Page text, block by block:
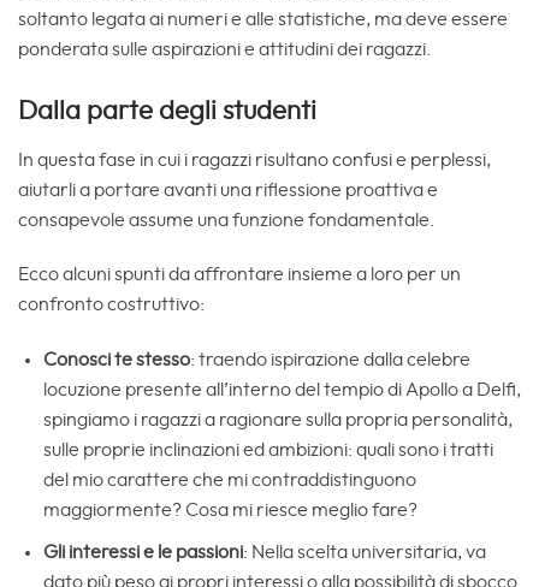
soltanto legata ai numeri e alle statistiche, ma deve essere
ponderata sulle aspirazioni e attitudini dei ragazzi.
Dalla parte degli studenti
In questa fase in cui i ragazzi risultano confusi e perplessi,
aiutarli a portare avanti una riflessione proattiva e
consapevole assume una funzione fondamentale.
Ecco alcuni spunti da affrontare insieme a loro per un
confronto costruttivo:
Conosci te stesso: traendo ispirazione dalla celebre
locuzione presente all’interno del tempio di Apollo a Delfi,
spingiamo i ragazzi a ragionare sulla propria personalità,
sulle proprie inclinazioni ed ambizioni: quali sono i tratti
del mio carattere che mi contraddistinguono
maggiormente? Cosa mi riesce meglio fare?
Gli interessi e le passioni: Nella scelta universitaria, va
dato più peso ai propri interessi o alla possibilità di sbocco